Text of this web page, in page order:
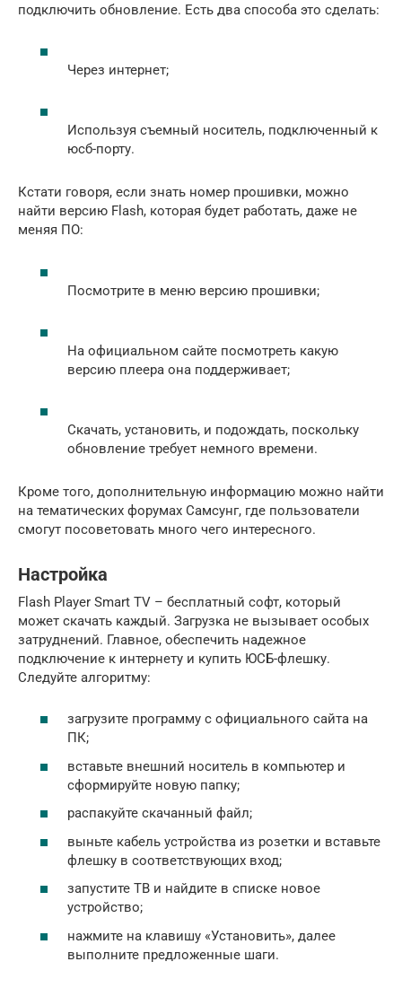
подключить обновление. Есть два способа это сделать:
Через интернет;
Используя съемный носитель, подключенный к
юсб-порту.
Кстати говоря, если знать номер прошивки, можно
найти версию Flash, которая будет работать, даже не
меняя ПО:
Посмотрите в меню версию прошивки;
На официальном сайте посмотреть какую
версию плеера она поддерживает;
Скачать, установить, и подождать, поскольку
обновление требует немного времени.
Кроме того, дополнительную информацию можно найти
на тематических форумах Самсунг, где пользователи
смогут посоветовать много чего интересного.
Настройка
Flash Player Smart TV – бесплатный софт, который
может скачать каждый. Загрузка не вызывает особых
затруднений. Главное, обеспечить надежное
подключение к интернету и купить ЮСБ-флешку.
Следуйте алгоритму:
загрузите программу с официального сайта на
ПК;
вставьте внешний носитель в компьютер и
сформируйте новую папку;
распакуйте скачанный файл;
выньте кабель устройства из розетки и вставьте
флешку в соответствующих вход;
запустите ТВ и найдите в списке новое
устройство;
нажмите на клавишу «Установить», далее
выполните предложенные шаги.